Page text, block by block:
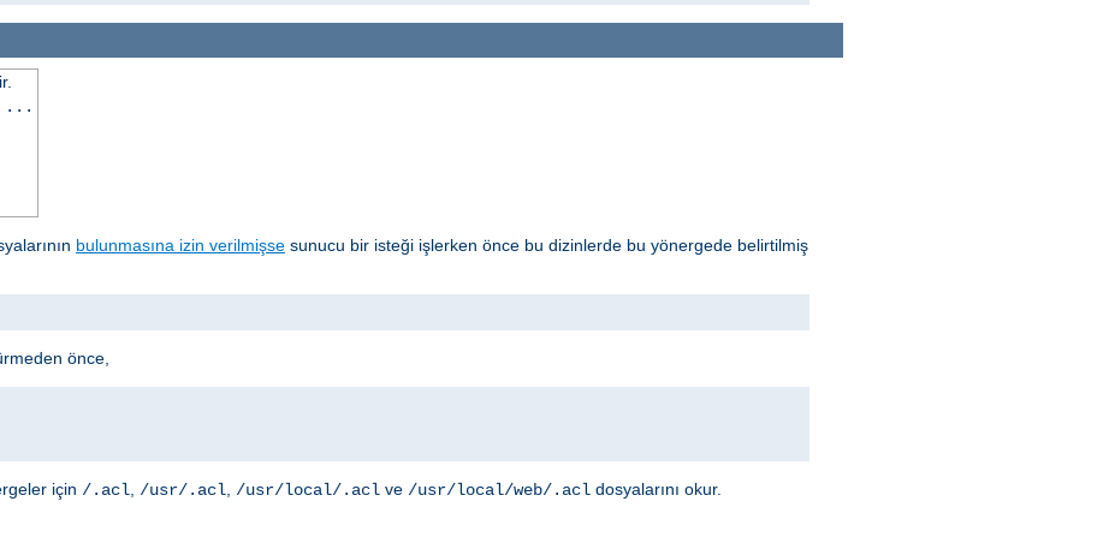
...
bulunmasına izin verilmişse sunucu bir isteği işlerken önce bu dizinlerde bu yönergede belirtilmiş
önce,
için /.acl /usr/.acl /usr/local/.acl ve /usr/local/web/.acl dosyalarını okur.